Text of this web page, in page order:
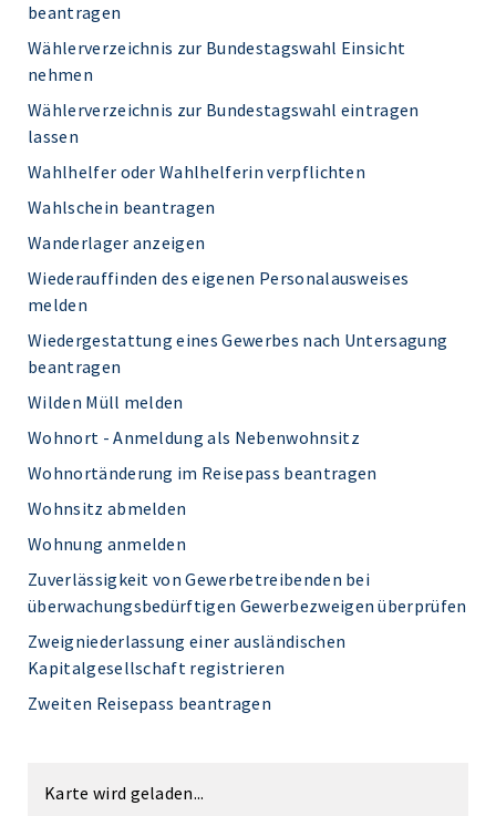
beantragen
Wählerverzeichnis zur Bundestagswahl Einsicht
nehmen
Wählerverzeichnis zur Bundestagswahl eintragen
lassen
Wahlhelfer oder Wahlhelferin verpflichten
Wahlschein beantragen
Wanderlager anzeigen
Wiederauffinden des eigenen Personalausweises
melden
Wiedergestattung eines Gewerbes nach Untersagung
beantragen
Wilden Müll melden
Wohnort - Anmeldung als Nebenwohnsitz
Wohnortänderung im Reisepass beantragen
Wohnsitz abmelden
Wohnung anmelden
Zuverlässigkeit von Gewerbetreibenden bei
überwachungsbedürftigen Gewerbezweigen überprüfen
Zweigniederlassung einer ausländischen
Kapitalgesellschaft registrieren
Zweiten Reisepass beantragen
Karte wird geladen...